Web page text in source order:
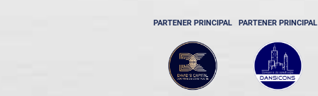
PARTENER PRINCIPAL PARTENER PRINCIPAL